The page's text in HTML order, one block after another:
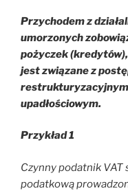
Przychodem z
umorzonych
pożyczek
jest związane z
upadłościowym.
Przykład 1
Czynny podatnik
podatkową